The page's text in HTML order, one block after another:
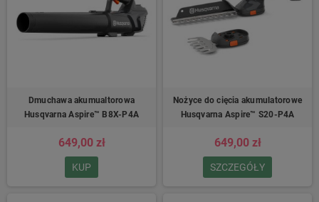
Dmuchawa akumualtorowa
Husqvarna Aspire™ B8X-P4A
649,00 zł
KUP
Nożyce do cięcia akumulatorowe
Husqvarna Aspire™ S20-P4A
649,00 zł
SZCZEGÓŁY